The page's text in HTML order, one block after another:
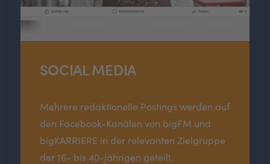
SOCIAL MEDIA
Mehrere redaktionelle Postings werden auf
den Facebook-Kanälen von bigFM und
bigKARRIERE in der relevanten Zielgruppe
der 16- bis 40-jährigen geteilt.